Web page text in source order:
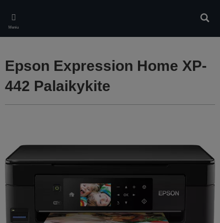
main
content
Meniu
Epson Expression Home XP-
442 Palaikykite